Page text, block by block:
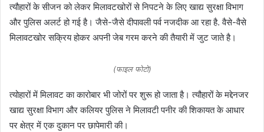
त्यौहारों के सीजन को लेकर मिलावटखोरों से निपटने के लिए खाद्य सुरक्षा विभाग
और पुलिस अलर्ट हो गई है। जैसे-जैसे दीपावली पर्व नजदीक आ रहा है. वैसे-वैसे
मिलावटखोर सक्रिय होकर अपनी जेब गरम करने की तैयारी में जुट जाते है।
(फाइल फोटो)
त्योहारों में मिलावट का कारोबार भी जोरों पर शुरू हो जाता है। त्यौहारों के मद्देनजर
खाद्य सुरक्षा विभाग और कलियर पुलिस ने मिलावटी पनीर की शिकायत के आधार
पर क्षेत्र में एक दुकान पर छापेमारी की।